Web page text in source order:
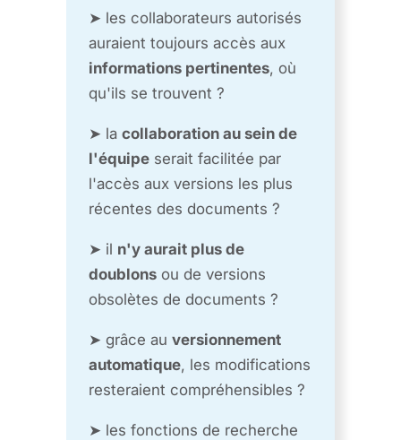
➤ les collaborateurs autorisés
auraient toujours accès aux
informations pertinentes, où
qu'ils se trouvent ?
➤ la collaboration au sein de
l'équipe serait facilitée par
l'accès aux versions les plus
récentes des documents ?
➤ il n'y aurait plus de
doublons ou de versions
obsolètes de documents ?
➤ grâce au versionnement
automatique, les modifications
resteraient compréhensibles ?
➤ les fonctions de recherche